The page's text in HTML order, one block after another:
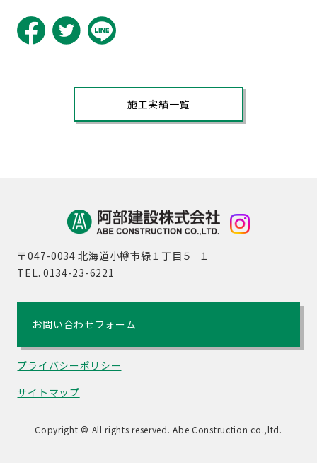
施工実績一覧
〒047-0034 北海道小樽市緑１丁目５−１
TEL. 0134-23-6221
お問い合わせフォーム
プライバシーポリシー
サイトマップ
Copyright © All rights reserved. Abe Construction co.,ltd.